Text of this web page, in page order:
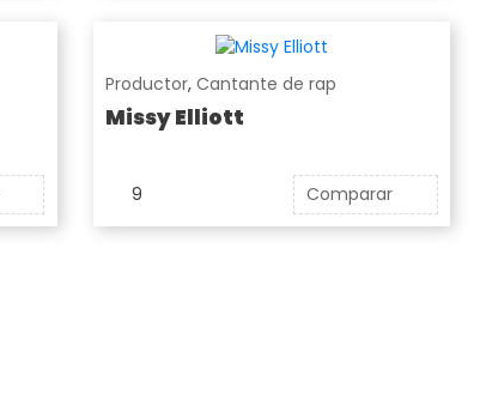
Productor, Cantante de rap
Missy Elliott
9 Comparar